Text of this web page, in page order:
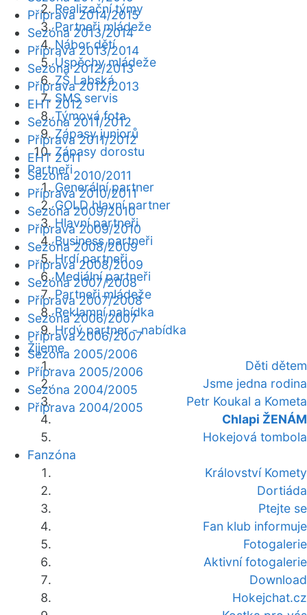
Realizační týmy
Partneři mládeže
Nábor dětí
Úspěchy mládeže
ZŠ Labská
SMS servis
Týmová fota
Zápasy juniorů
Zápasy dorostu
Partneři
Generální partner
GOLD hlavní partner
Hlavní partneři
Business partneři
Hrdí partneři
Mediální partneři
Partneři mládeže
Reklamní nabídka
Hrdý partner - nabídka
Žijeme
Děti dětem
Jsme jedna rodina
Petr Koukal a Kometa
Chlapi ŽENÁM
Hokejová tombola
Fanzóna
Království Komety
Dortiáda
Ptejte se
Fan klub informuje
Fotogalerie
Aktivní fotogalerie
Download
Hokejchat.cz
Příprava 2014/2015
Sezóna 2013/2014
Příprava 2013/2014
Sezóna 2012/2013
Příprava 2012/2013
EHT 2012
Sezóna 2011/2012
Příprava 2011/2012
EHT 2011
Sezóna 2010/2011
Příprava 2010/2011
Sezóna 2009/2010
Příprava 2009/2010
Sezóna 2008/2009
Příprava 2008/2009
Sezóna 2007/2008
Příprava 2007/2008
Sezóna 2006/2007
Příprava 2006/2007
Sezóna 2005/2006
Příprava 2005/2006
Sezóna 2004/2005
Příprava 2004/2005